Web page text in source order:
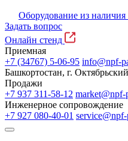
Оборудование из
Задать вопрос
Онлайн стенд
Приемная
+7 (34767) 5-06-95 info@npf-
Башкортостан, г.
Продажи
+7 937 311-58-12 market@npf-
Инженерное сопровождение
+7 927 080-40-01 service@npf-